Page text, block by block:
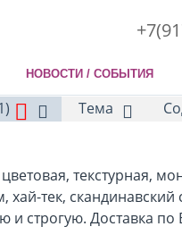
НОВОСТИ / СОБЫТИЯ
Тема
текстурная,
тек,
строгую. Доставка